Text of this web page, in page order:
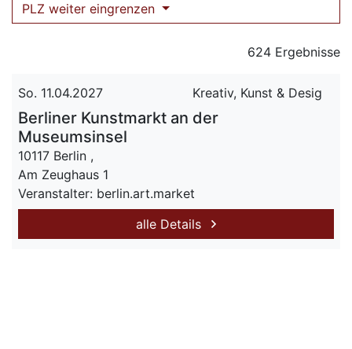
PLZ weiter eingrenzen
624 Ergebnisse
So. 11.04.2027 Kreativ, Kunst & Desig
Berliner Kunstmarkt an der
Museumsinsel
10117 Berlin ,
Am Zeughaus 1
Veranstalter: berlin.art.market
alle Details